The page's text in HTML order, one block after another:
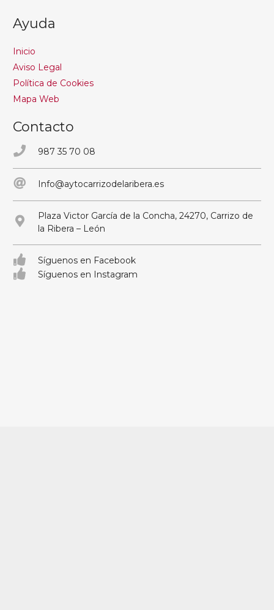
Ayuda
Inicio
Aviso Legal
Política de Cookies
Mapa Web
Contacto
987 35 70 08
Info@aytocarrizodelaribera.es
Plaza Victor García de la Concha, 24270, Carrizo de
la Ribera – León
Síguenos en Facebook
Síguenos en Instagram